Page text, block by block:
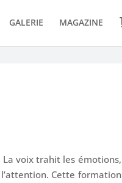
GALERIE MAGAZINE
voix trahit les émotions,
Cette formation